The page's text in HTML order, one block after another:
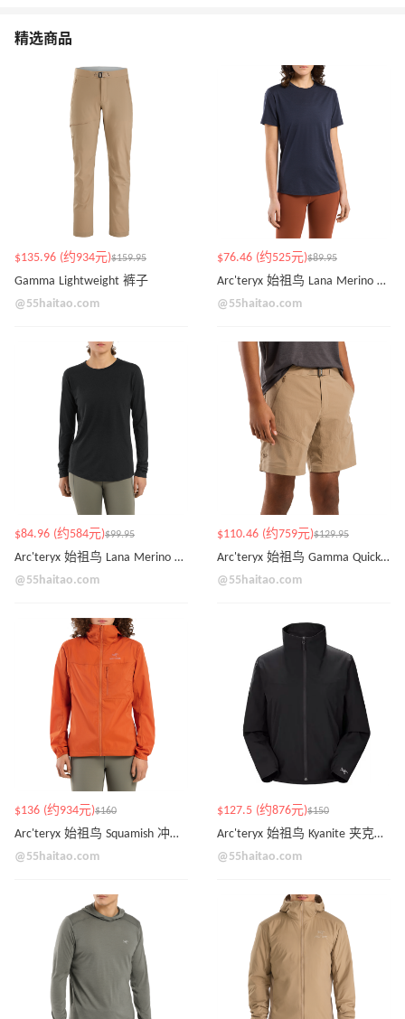
精选商品
$135.96 (约934元)$159.95
Gamma Lightweight 裤子
@55haitao.com
$76.46 (约525元)$89.95
Arc'teryx 始祖鸟 Lana Merino 短袖
@55haitao.com
$84.96 (约584元)$99.95
Arc'teryx 始祖鸟 Lana Merino 长袖T恤
@55haitao.com
$110.46 (约759元)$129.95
Arc'teryx 始祖鸟 Gamma Quick Dry 9' 速干短裤
@55haitao.com
$136 (约934元)$160
Arc'teryx 始祖鸟 Squamish 冲锋外套 多色可选
@55haitao.com
$127.5 (约876元)$150
Arc'teryx 始祖鸟 Kyanite 夹克外套
@55haitao.com